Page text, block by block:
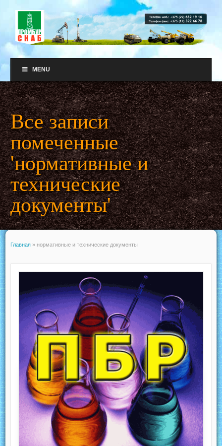
MENU
Все записи
помеченные
'нормативные и
технические
документы'
Главная » нормативные и технические документы